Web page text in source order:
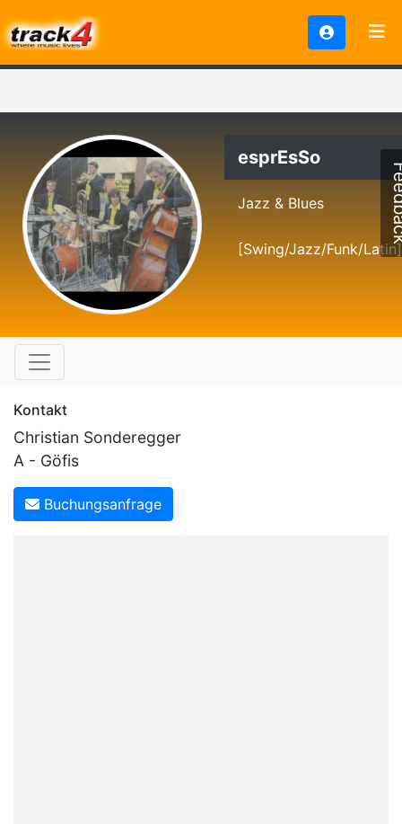
esprEsSo
Jazz & Blues
[Swing/Jazz/Funk/Latin]
Kontakt
Christian Sonderegger
A - Göfis
Buchungsanfrage